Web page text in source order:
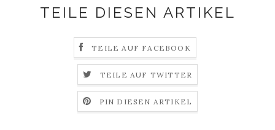
TEILE DIESEN ARTIKEL
TEILE AUF FACEBOOK
TEILE AUF TWITTER
PIN DIESEN ARTIKEL